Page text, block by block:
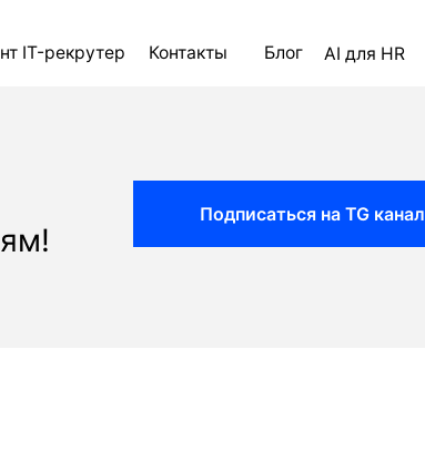
Контакты Блог AI для HR
Подписаться на TG канал